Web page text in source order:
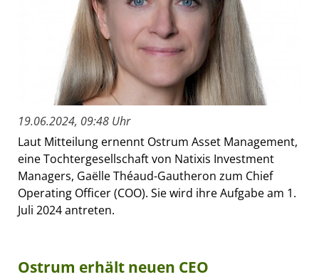
19.06.2024, 09:48 Uhr
Laut Mitteilung ernennt Ostrum Asset Management,
eine Tochtergesellschaft von Natixis Investment
Managers, Gaëlle Théaud-Gautheron zum Chief
Operating Officer (COO). Sie wird ihre Aufgabe am 1.
Juli 2024 antreten.
Ostrum erhält neuen CEO